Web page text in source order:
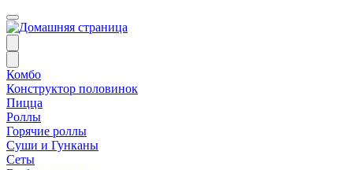
Комбо
Конструктор половинок
Пицца
Роллы
Горячие роллы
Суши и Гунканы
Сеты